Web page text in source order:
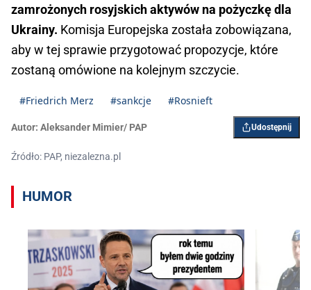
zamrożonych rosyjskich aktywów na pożyczkę dla
Ukrainy. Komisja Europejska została zobowiązana,
aby w tej sprawie przygotować propozycje, które
zostaną omówione na kolejnym szczycie.
#Friedrich Merz #sankcje #Rosnieft
Autor: Aleksander Mimier/ PAP Udostępnij
Źródło: PAP, niezalezna.pl
HUMOR